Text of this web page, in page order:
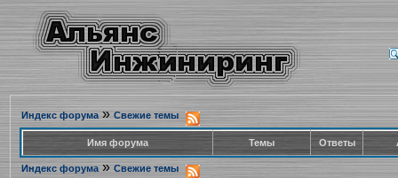
Индекс форума» Свежие темы
Имя форума Темы Ответы
Индекс форума » Свежие темы